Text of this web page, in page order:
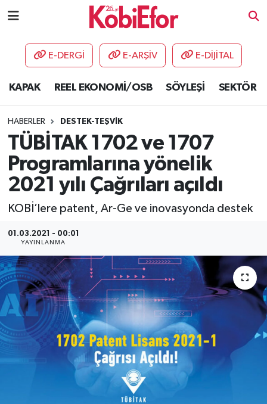
E-DERGİ E-ARŞİV E-DİJİTAL
KAPAK REEL EKONOMİ/OSB SÖYLEŞİ SEKTÖR
HABERLER DESTEK-TEŞVİK
TÜBİTAK 1702 ve 1707
Programlarına yönelik
2021 yılı Çağrıları açıldı
KOBİ’lere patent, Ar-Ge ve inovasyonda destek
01.03.2021 - 00:01
YAYINLANMA
AKADEMİ
DESTEK-TEŞVİK
ETKİNLİK
GÜNCEL
HABERLER
OSB
SEKTÖR
ŞİRKET PANO
SÖYLEŞİ